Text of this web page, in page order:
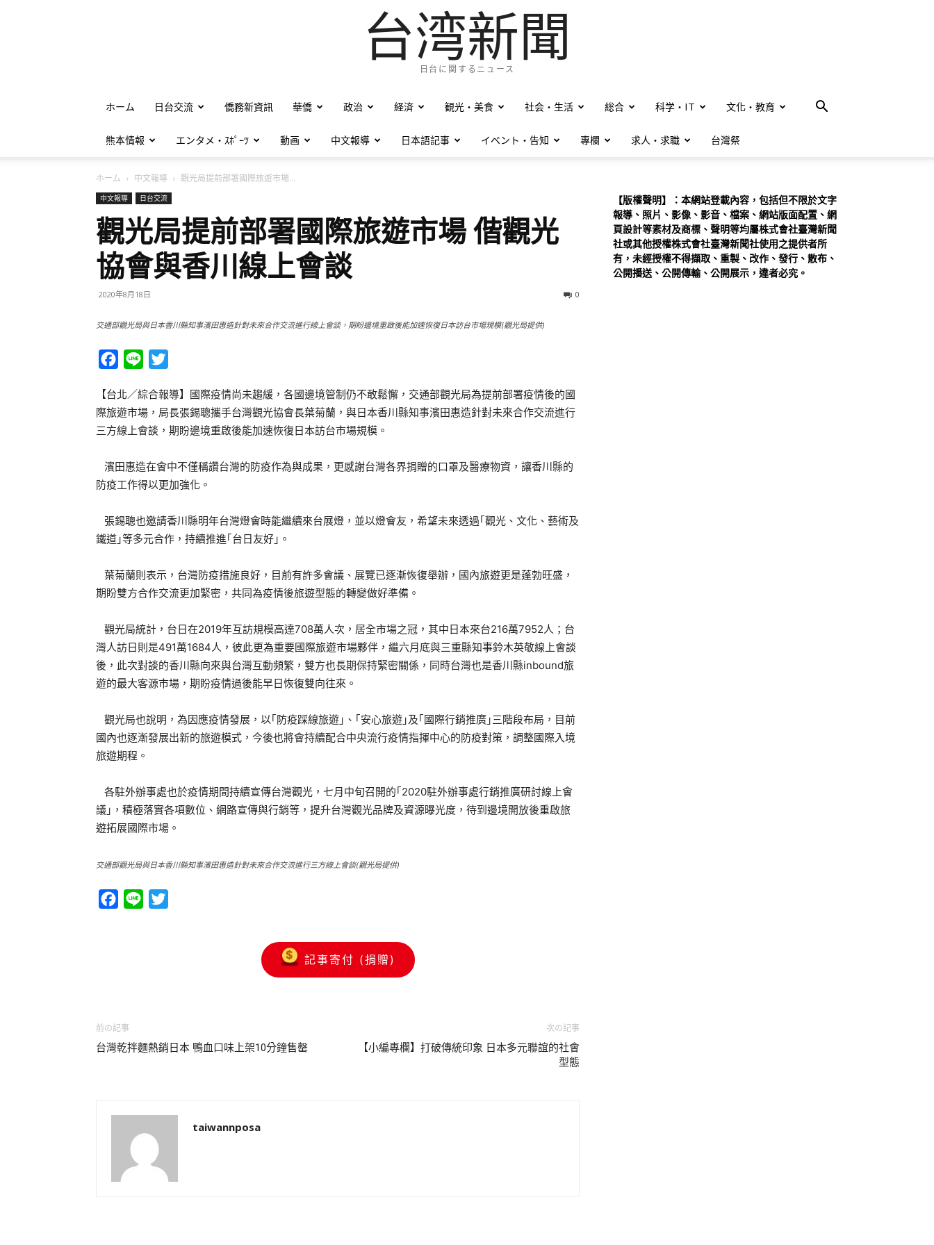
台湾新聞
日台に関するニュース
ホーム 日台交流 僑務新資訊 華僑 政治 経済 観光・美食 社会・生活 総合 科学・IT 文化・教育
熊本情報 エンタメ・ｽﾎﾟｰﾂ 動画 中文報導 日本語記事 イベント・告知 專欄 求人・求職 台灣祭
ホーム 中文報導 觀光局提前部署國際旅遊市場...
中文報導 日台交流
觀光局提前部署國際旅遊市場 偕觀光
協會與香川線上會談
2020年8月18日 0
交通部觀光局與日本香川縣知事濱田惠造針對未來合作交流進行線上會談，期盼邊境重啟後能加速恢復日本訪台市場規模(觀光局提供)
Facebook
Line
【台北／綜合報導】國際疫情尚未趨緩，各國邊境管制仍不敢鬆懈，交通部觀光局為提前部署疫情後的國
際旅遊市場，局長張錫聰攜手台灣觀光協會長葉菊蘭，與日本香川縣知事濱田惠造針對未來合作交流進行
三方線上會談，期盼邊境重啟後能加速恢復日本訪台市場規模。
濱田惠造在會中不僅稱讚台灣的防疫作為與成果，更感謝台灣各界捐贈的口罩及醫療物資，讓香川縣的
防疫工作得以更加強化。
張錫聰也邀請香川縣明年台灣燈會時能繼續來台展燈，並以燈會友，希望未來透過｢觀光、文化、藝術及
鐵道｣等多元合作，持續推進｢台日友好｣。
葉菊蘭則表示，台灣防疫措施良好，目前有許多會議、展覽已逐漸恢復舉辦，國內旅遊更是蓬勃旺盛，
期盼雙方合作交流更加緊密，共同為疫情後旅遊型態的轉變做好準備。
觀光局統計，台日在2019年互訪規模高達708萬人次，居全市場之冠，其中日本來台216萬7952人；台
灣人訪日則是491萬1684人，彼此更為重要國際旅遊市場夥伴，繼六月底與三重縣知事鈴木英敬線上會談
後，此次對談的香川縣向來與台灣互動頻繁，雙方也長期保持緊密關係，同時台灣也是香川縣inbound旅
遊的最大客源市場，期盼疫情過後能早日恢復雙向往來。
觀光局也說明，為因應疫情發展，以｢防疫踩線旅遊｣、｢安心旅遊｣及｢國際行銷推廣｣三階段布局，目前
國內也逐漸發展出新的旅遊模式，今後也將會持續配合中央流行疫情指揮中心的防疫對策，調整國際入境
旅遊期程。
各駐外辦事處也於疫情期間持續宣傳台灣觀光，七月中旬召開的｢2020駐外辦事處行銷推廣研討線上會
議｣，積極落實各項數位、網路宣傳與行銷等，提升台灣觀光品牌及資源曝光度，待到邊境開放後重啟旅
遊拓展國際市場。
交通部觀光局與日本香川縣知事濱田惠造針對未來合作交流進行三方線上會談(觀光局提供)
Facebook
Line
記事寄付 (捐贈)
前の記事
台灣乾拌麵熱銷日本 鴨血口味上架10分鐘售罄
次の記事
【小編專欄】打破傳統印象 日本多元聯誼的社會
型態
taiwannposa
【版權聲明】：本網站登載內容，包括但不限於文字
報導、照片、影像、影音、檔案、網站版面配置、網
頁設計等素材及商標、聲明等均屬株式會社臺灣新聞
社或其他授權株式會社臺灣新聞社使用之提供者所
有，未經授權不得擷取、重製、改作、發行、散布、
公開播送、公開傳輸、公開展示，違者必究。